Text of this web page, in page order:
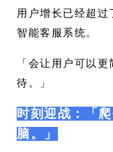
用户增长已经超过
智能客服系统。
「会让用户可以
待。」
时刻迎战：「
脑。」